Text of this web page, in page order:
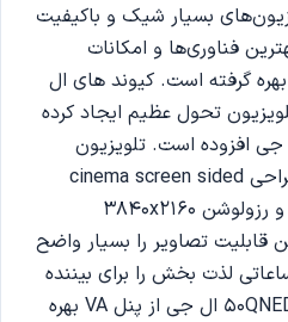
جی تلویزیون‌های بسیار شیک و باکیفیت
فناوری‌ها و امکانات
گرفته است. کیوند های ال
تحول عظیم ایجاد کرده
جی افزوده است. تلویزیون
50QNED81 ال جی دارای طراحی cinema screen sided
و رزولوشن 3840x2160
قابلیت تصاویر را بسیار واضح
لذت بخش را برای بیننده
ایجاد می‌کند. تلویزیون 50QNED81 ال جی از پنل VA بهره